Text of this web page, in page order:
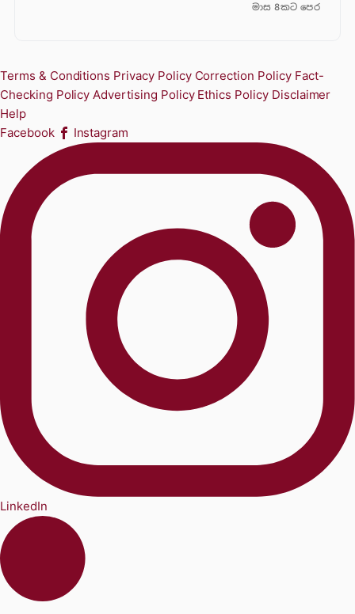
මාස 8කට පෙර
Terms & Conditions Privacy Policy Correction Policy Fact-
Checking Policy Advertising Policy Ethics Policy Disclaimer
Help
Facebook
Instagram
LinkedIn